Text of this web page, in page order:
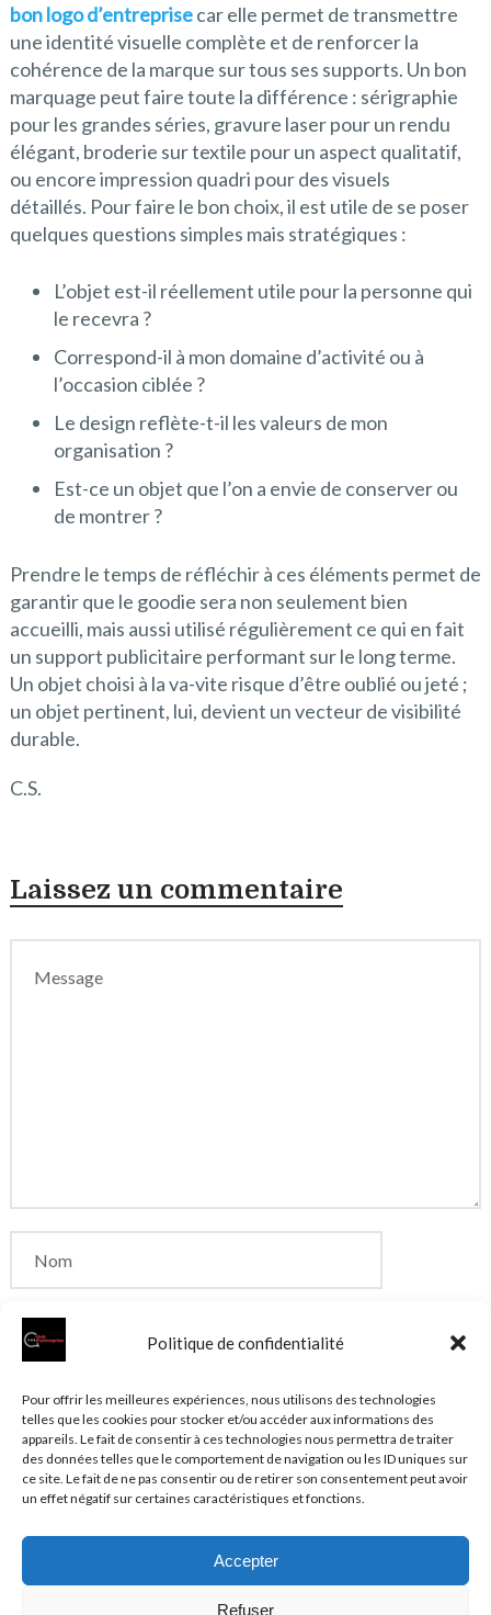
Politique de confidentialité
Pour offrir les meilleures expériences, nous utilisons des technologies
telles que les cookies pour stocker et/ou accéder aux informations des
appareils. Le fait de consentir à ces technologies nous permettra de traiter
des données telles que le comportement de navigation ou les ID uniques sur
ce site. Le fait de ne pas consentir ou de retirer son consentement peut avoir
un effet négatif sur certaines caractéristiques et fonctions.
Accepter
Refuser
bon logo d’entreprisecar elle permet de transmettre
une identité visuelle complète et de renforcer la
cohérence de la marque sur tous ses supports. Un bon
marquage peut faire toute la différence : sérigraphie
pour les grandes séries, gravure laser pour un rendu
élégant, broderie sur textile pour un aspect qualitatif,
ou encore impression quadri pour des visuels
détaillés. Pour faire le bon choix, il est utile de se poser
quelques questions simples mais stratégiques :
L’objet est-il réellement utile pour la personne qui
le recevra ?
Correspond-il à mon domaine d’activité ou à
l’occasion ciblée ?
Le design reflète-t-il les valeurs de mon
organisation ?
Est-ce un objet que l’on a envie de conserver ou
de montrer ?
Prendre le temps de réfléchir à ces éléments permet de
garantir que le goodie sera non seulement bien
accueilli, mais aussi utilisé régulièrement ce qui en fait
un support publicitaire performant sur le long terme.
Un objet choisi à la va-vite risque d’être oublié ou jeté ;
un objet pertinent, lui, devient un vecteur de visibilité
durable.
C.S.
Laissez un commentaire
Enregistrer mon nom, mon e-mail et mon site dans
le navigateur pour mon prochain commentaire.
Actualité au sens large